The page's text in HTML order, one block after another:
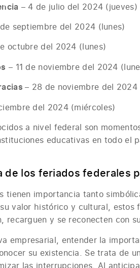
– 4 de julio del 2024 (jueves)
septiembre del 2024 (lunes)
octubre del 2024 (lunes)
– 11 de noviembre del 2024
– 28 de noviembre del 2024
del 2024 (miércoles)
a nivel federal son
educativas en todo el
de los feriados federales
tienen importancia tanto
valor histórico y cultural,
recarguen y se reconecten con
empresarial, entender la
su existencia. Se trata de
las interrupciones. Al